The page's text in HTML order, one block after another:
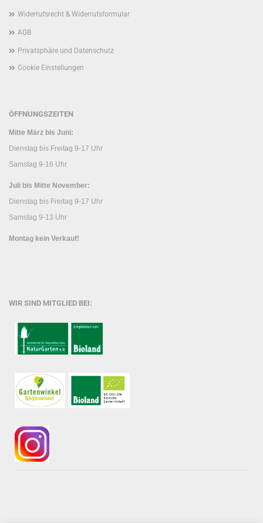
Widerrufsrecht & Widerrufsformular
AGB
Privatsphäre und Datenschutz
Cookie Einstellungen
ÖFFNUNGSZEITEN
Mitte März bis Juni:
Dienstag bis Freitag 9-17 Uhr
Samstag 9-16 Uhr
Juli bis Mitte November:
Dienstag bis Freitag 9-17 Uhr
Samstag 9-13 Uhr
Montag kein Verkauf!
WIR SIND MITGLIED BEI: